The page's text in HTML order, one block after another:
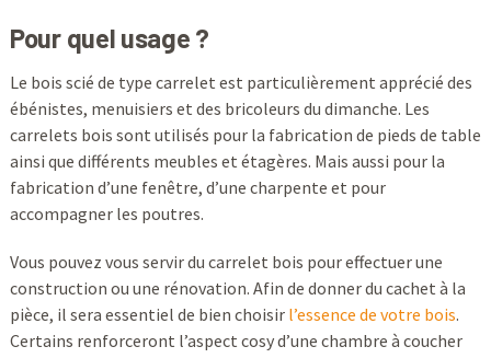
Pour quel usage ?
Le bois scié de type carrelet est particulièrement apprécié des
ébénistes, menuisiers et des bricoleurs du dimanche. Les
carrelets bois sont utilisés pour la fabrication de pieds de table
ainsi que différents meubles et étagères. Mais aussi pour la
fabrication d’une fenêtre, d’une charpente et pour
accompagner les poutres.
Vous pouvez vous servir du carrelet bois pour effectuer une
construction ou une rénovation. Afin de donner du cachet à la
pièce, il sera essentiel de bien choisir l’essence de votre bois.
Certains renforceront l’aspect cosy d’une chambre à coucher